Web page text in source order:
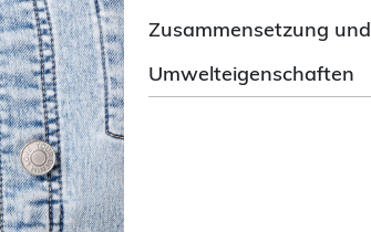
Zusammensetzung und
Umwelteigenschaften